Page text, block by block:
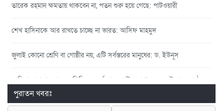
তারেক রহমান ক্ষমতায় থাকবেন না, পতন শুরু হয়ে গেছে: পাটওয়ারী
শেখ হাসিনাকে আর রাখতে চাচ্ছে না ভারত: আসিফ মাহমুদ
জুলাই কোনো শ্রেণি বা গোষ্ঠীর নয়, এটি সর্বস্তরের মানুষের: ড. ইউনূস
আলিয়া মাদ্রাসায় ছাত্রদল-শিবির সংঘর্ষ, হাতে পাইপ মাথায় হেলমেট পড়ে মাঠে
যুবদল নেতা নয়ন
পুরাতন খবরঃ